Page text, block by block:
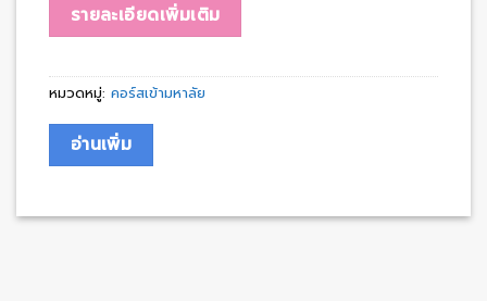
รายละเอียดเพิ่มเติม
หมวดหมู่: คอร์สเข้ามหาลัย
อ่านเพิ่ม